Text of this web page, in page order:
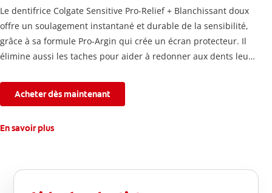
Le dentifrice Colgate Sensitive Pro-Relief + Blanchissant doux
offre un soulagement instantané et durable de la sensibilité,
grâce à sa formule Pro-Argin qui crée un écran protecteur. Il
élimine aussi les taches pour aider à redonner aux dents leur
connaissez.
Acheter dès maintenant
En savoir plus